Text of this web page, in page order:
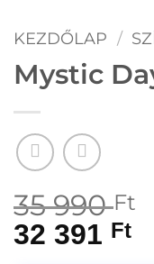
KEZDŐLAP /
Mystic
35 990Ft
32 391 Ft